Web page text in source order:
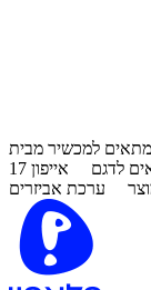
מתאים למכשיר מבית
לדגם אייפון 17
ערכת אביזרים